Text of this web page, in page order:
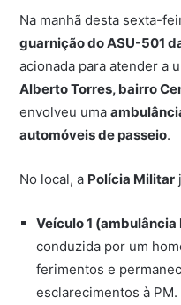
Na manhã desta sexta-
guarnição do ASU-501
acionada para atender a
Alberto Torres, bairro
envolveu uma
automóveis de passeio.
No local, a Polícia Militar
Veículo 1
conduzida por um
ferimentos e
esclarecimentos à PM.